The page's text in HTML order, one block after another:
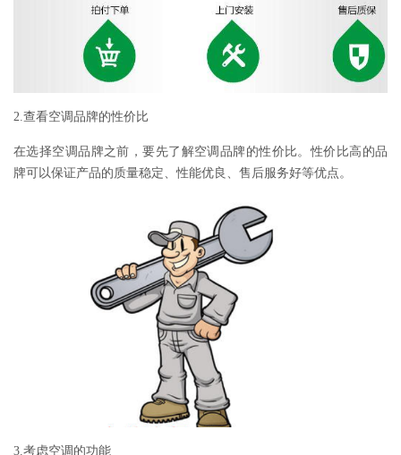
2.查看空调品牌的性价比
在选择空调品牌之前，要先了解空调品牌的性价比。性价比高的品
牌可以保证产品的质量稳定、性能优良、售后服务好等优点。
3.考虑空调的功能